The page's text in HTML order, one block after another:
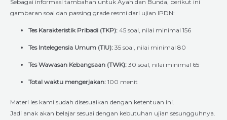
Sebagai informasi tambahan untuk Ayah dan Bunda, berikut ini
gambaran soal dan passing grade resmi dari ujian IPDN:
Tes Karakteristik Pribadi (TKP): 45 soal, nilai minimal 156
Tes Intelegensia Umum (TIU): 35 soal, nilai minimal 80
Tes Wawasan Kebangsaan (TWK): 30 soal, nilai minimal 65
Total waktu mengerjakan: 100 menit
Materi les kami sudah disesuaikan dengan ketentuan ini.
Jadi anak akan belajar sesuai dengan kebutuhan ujian sesungguhnya.